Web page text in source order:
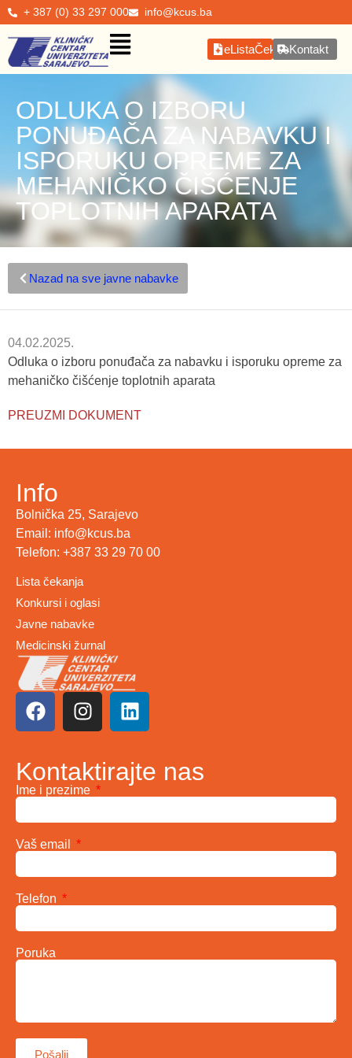
+ 387 (0) 33 297 000 info@kcus.ba
eListaČekanjaKontakt
ODLUKA O IZBORU
PONUĐAČA ZA NABAVKU I
ISPORUKU OPREME ZA
MEHANIČKO ČIŠĆENJE
TOPLOTNIH APARATA
Nazad na sve javne nabavke
04.02.2025.
Odluka o izboru ponuđača za nabavku i isporuku opreme za
mehaničko čišćenje toplotnih aparata
PREUZMI DOKUMENT
Info
Bolnička 25, Sarajevo
Email: info@kcus.ba
Telefon: +387 33 29 70 00
Lista čekanja
Konkursi i oglasi
Javne nabavke
Medicinski žurnal
Kontaktirajte nas
Ime i prezime
Vaš email
Telefon
Poruka
Pošalji